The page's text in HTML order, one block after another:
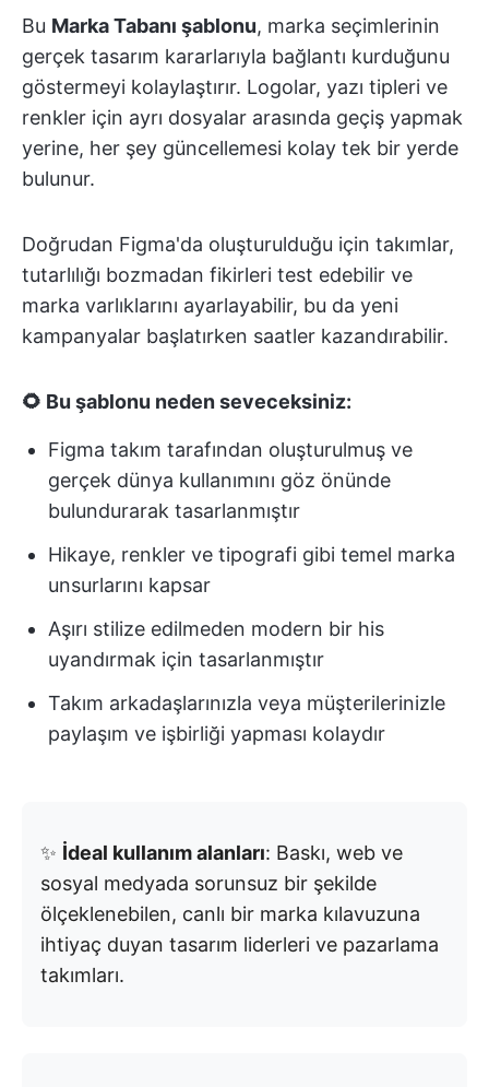
Bu Marka Tabanı şablonu, marka seçimlerinin
gerçek tasarım kararlarıyla bağlantı kurduğunu
göstermeyi kolaylaştırır. Logolar, yazı tipleri ve
renkler için ayrı dosyalar arasında geçiş yapmak
yerine, her şey güncellemesi kolay tek bir yerde
bulunur.
Doğrudan Figma'da oluşturulduğu için takımlar,
tutarlılığı bozmadan fikirleri test edebilir ve
marka varlıklarını ayarlayabilir, bu da yeni
kampanyalar başlatırken saatler kazandırabilir.
🌻 Bu şablonu neden seveceksiniz:
Figma takım tarafından oluşturulmuş ve
gerçek dünya kullanımını göz önünde
bulundurarak tasarlanmıştır
Hikaye, renkler ve tipografi gibi temel marka
unsurlarını kapsar
Aşırı stilize edilmeden modern bir his
uyandırmak için tasarlanmıştır
Takım arkadaşlarınızla veya müşterilerinizle
paylaşım ve işbirliği yapması kolaydır
✨ İdeal kullanım alanları: Baskı, web ve
sosyal medyada sorunsuz bir şekilde
ölçeklenebilen, canlı bir marka kılavuzuna
ihtiyaç duyan tasarım liderleri ve pazarlama
takımları.